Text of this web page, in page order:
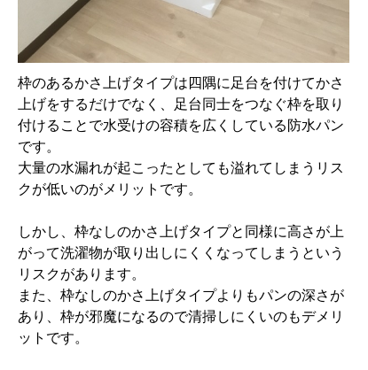
枠のあるかさ上げタイプは四隅に足台を付けてかさ
上げをするだけでなく、足台同士をつなぐ枠を取り
付けることで水受けの容積を広くしている防水パン
です。
大量の水漏れが起こったとしても溢れてしまうリス
クが低いのがメリットです。
しかし、枠なしのかさ上げタイプと同様に高さが上
がって洗濯物が取り出しにくくなってしまうという
リスクがあります。
また、枠なしのかさ上げタイプよりもパンの深さが
あり、枠が邪魔になるので清掃しにくいのもデメリ
ットです。